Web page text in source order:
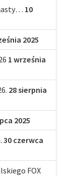
10
2025
1 września
28 sierpnia
2025
30 czerwca
FOX